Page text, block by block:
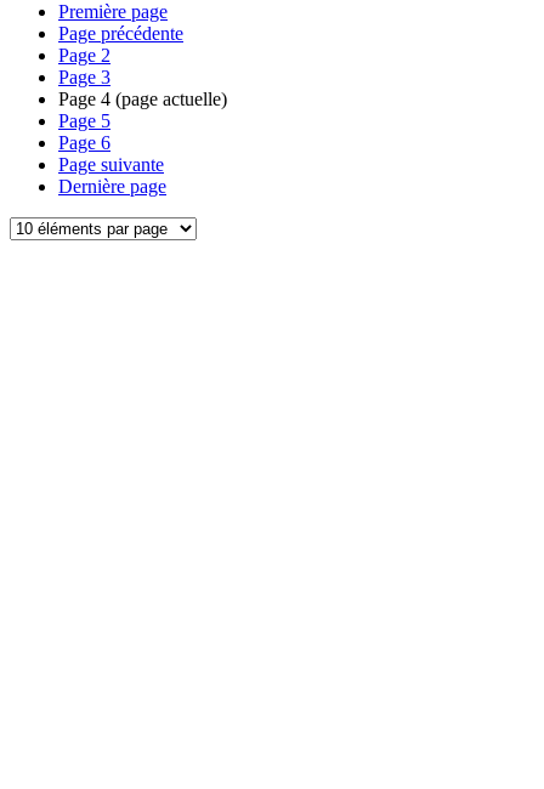
Première page
Page précédente
Page 2
Page 3
Page 4 (page actuelle)
Page 5
Page 6
Page suivante
Dernière page